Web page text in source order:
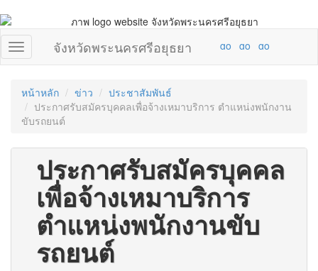
จังหวัดพระนครศรีอยุธยา
หน้าหลัก ข่าว
ประชาสัมพันธ์
ประกาศรับสมัครบุคคลเพื่อจ้างเหมาบริการ ตำแหน่งพนักงาน
ขับรถยนต์
ประกาศรับสมัครบุคคล
เพื่อจ้างเหมาบริการ
ตำแหน่งพนักงานขับ
รถยนต์